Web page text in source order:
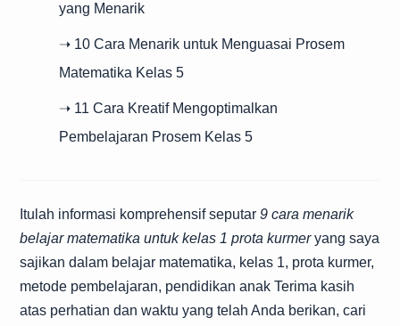
yang Menarik
➝ 10 Cara Menarik untuk Menguasai Prosem
Matematika Kelas 5
➝ 11 Cara Kreatif Mengoptimalkan
Pembelajaran Prosem Kelas 5
Itulah informasi komprehensif seputar 9 cara menarik
belajar matematika untuk kelas 1 prota kurmeryang saya
sajikan dalam belajar matematika, kelas 1, prota kurmer,
metode pembelajaran, pendidikan anak Terima kasih
atas perhatian dan waktu yang telah Anda berikan, cari